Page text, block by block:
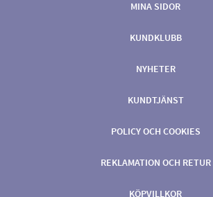
MINA SIDOR
KUNDKLUBB
NYHETER
KUNDTJÄNST
POLICY OCH COOKIES
REKLAMATION OCH RETUR